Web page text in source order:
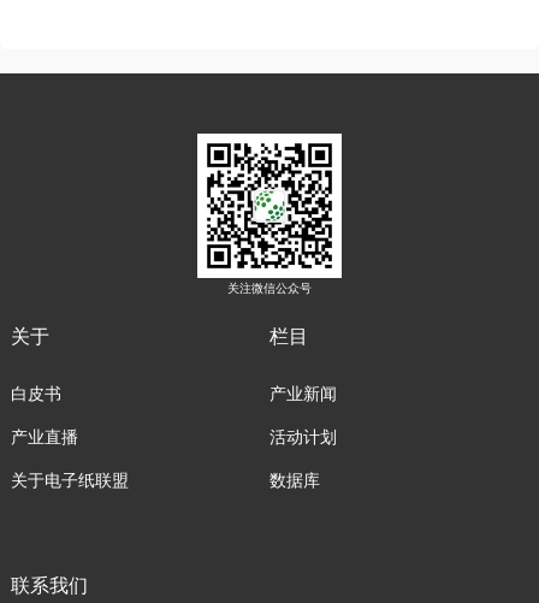
关注微信公众号
关于
白皮书
产业直播
关于电子纸联盟
栏目
产业新闻
活动计划
数据库
联系我们